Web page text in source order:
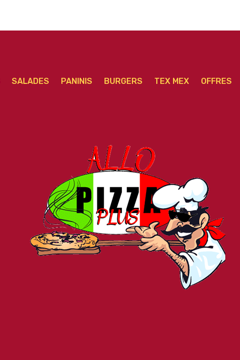
SALADES PANINIS BURGERS TEX MEX OFFRES